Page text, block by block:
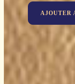
AJOUTER